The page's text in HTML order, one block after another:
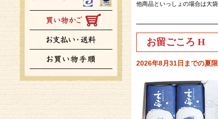
他商品といっしょの場合は大
お留ごころ H
2026年8月31日までの夏